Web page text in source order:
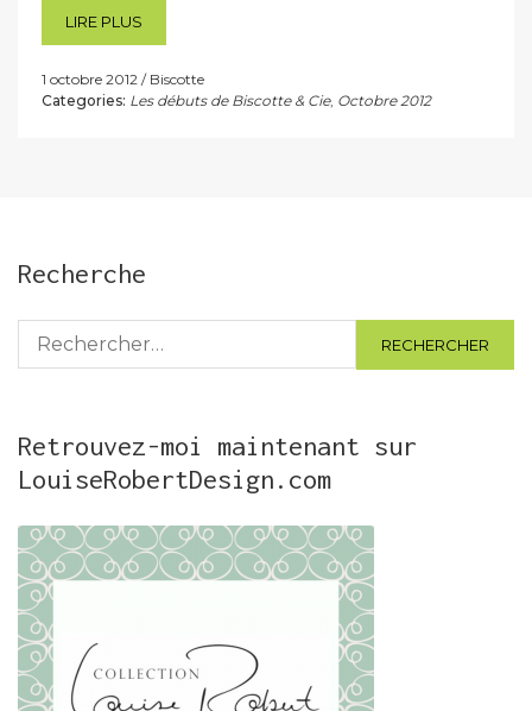
LIRE PLUS
1 octobre 2012
Biscotte
Categories: Les débuts de Biscotte & Cie, Octobre 2012
Recherche
Rechercher :
Retrouvez-moi maintenant sur
LouiseRobertDesign.com